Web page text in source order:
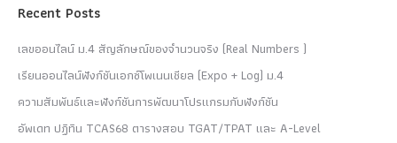
Recent Posts
เลขออนไลน์ ม.4 สัญลักษณ์ของจำนวนจริง (Real Numbers )
เรียนออนไลน์ฟังก์ชันเอกซ์โพเนนเชียล (Expo + Log) ม.4
ความสัมพันธ์และฟังก์ชันการพัฒนาโปรแกรมกับฟังก์ชัน
อัพเดท ปฏิทิน TCAS68 ตารางสอบ TGAT/TPAT และ A-Level